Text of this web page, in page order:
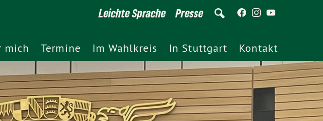
Leichte Sprache Presse
mich Termine Im Wahlkreis In Stuttgart Kontakt